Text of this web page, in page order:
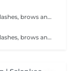
Service performed by Diana, our expert in lashes, brows and hair removal, with over 10 years of experience, ensuring precision and high-quality results.
Service performed by Diana, our expert in lashes, brows and hair removal, with over 10 years of experience, ensuring precision and high-quality results.